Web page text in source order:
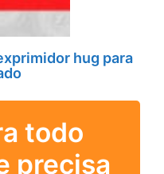
hug para
todo
precisa